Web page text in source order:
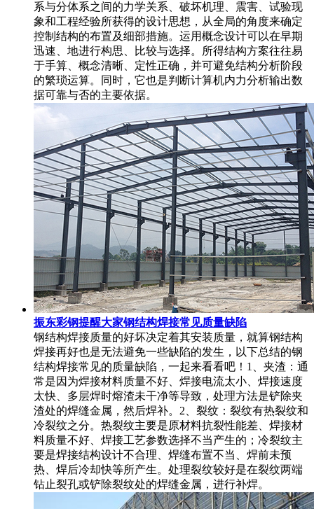
系与分体系之间的力学关系、破坏机理、震害、试验现
象和工程经验所获得的设计思想，从全局的角度来确定
控制结构的布置及细部措施。运用概念设计可以在早期
迅速、地进行构思、比较与选择。所得结构方案往往易
于手算、概念清晰、定性正确，并可避免结构分析阶段
的繁琐运算。同时，它也是判断计算机内力分析输出数
据可靠与否的主要依据。
振东彩钢提醒大家钢结构焊接常见质量缺陷
钢结构焊接质量的好坏决定着其安装质量，就算钢结构
焊接再好也是无法避免一些缺陷的发生，以下总结的钢
结构焊接常见的质量缺陷，一起来看看吧！1、夹渣：通
常是因为焊接材料质量不好、焊接电流太小、焊接速度
太快、多层焊时熔渣未干净等导致，处理方法是铲除夹
渣处的焊缝金属，然后焊补。2、裂纹：裂纹有热裂纹和
冷裂纹之分。热裂纹主要是原材料抗裂性能差、焊接材
料质量不好、焊接工艺参数选择不当产生的；冷裂纹主
要是焊接结构设计不合理、焊缝布置不当、焊前未预
热、焊后冷却快等所产生。处理裂纹较好是在裂纹两端
钻止裂孔或铲除裂纹处的焊缝金属，进行补焊。